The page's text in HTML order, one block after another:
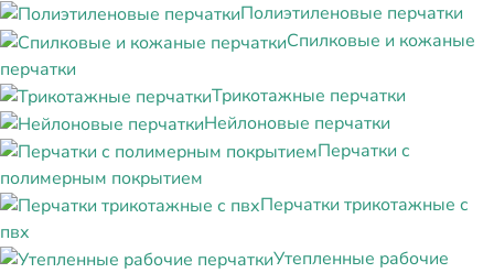
Полиэтиленовые перчатки
Спилковые и кожаные
перчатки
Трикотажные перчатки
Нейлоновые перчатки
Перчатки с
полимерным покрытием
Перчатки трикотажные с
пвх
Утепленные рабочие